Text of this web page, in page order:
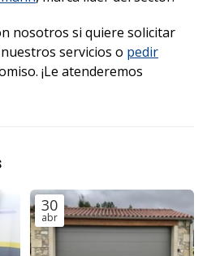
nosotros si quiere solicitar
servicios o pedir
¡Le atenderemos
30
abr